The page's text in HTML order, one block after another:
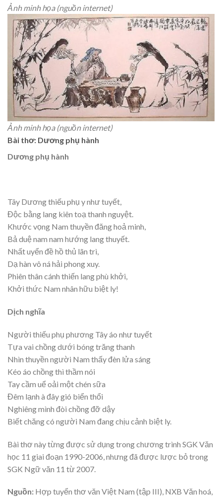
Ảnh minh họa (nguồn internet)
Ảnh minh họa (nguồn internet)
Bài thơ: Dương phụ hành
Dương phụ hành
Tây Dương thiếu phụ y như tuyết,
Độc bằng lang kiên toạ thanh nguyệt.
Khước vọng Nam thuyền đăng hoả minh,
Bả duệ nam nam hướng lang thuyết.
Nhất uyển đề hồ thủ lãn trì,
Dạ hàn vô ná hải phong xuy.
Phiên thân cánh thiến lang phù khởi,
Khởi thức Nam nhân hữu biệt ly!
Dịch nghĩa
Người thiếu phụ phương Tây áo như tuyết
Tựa vai chồng dưới bóng trăng thanh
Nhìn thuyền người Nam thấy đèn lửa sáng
Kéo áo chồng thì thầm nói
Tay cầm uể oải một chén sữa
Đêm lạnh à đây gió biển thổi
Nghiêng mình đòi chồng đỡ dậy
Biết chăng có người Nam đang chịu cảnh biệt ly.
Bài thơ này từng được sử dụng trong chương trình SGK Văn
học 11 giai đoạn 1990-2006, nhưng đã được lược bỏ trong
SGK Ngữ văn 11 từ 2007.
Nguồn: Hợp tuyển thơ văn Việt Nam (tập III), NXB Văn hoá,